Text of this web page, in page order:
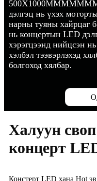
дэлгэц нь үхэх
нарны туяны хайрцаг
нь концертын LED
хэрэгцээнд нийцсэн
хэлбэл тээвэрлэхэд
болгоход хялбар.
Халуун
концерт
Констерт LED хана Hot